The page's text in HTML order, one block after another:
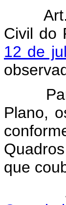
Civil do
12 de
Plano,
que